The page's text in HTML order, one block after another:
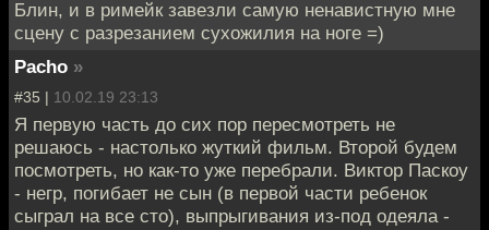
Блин, и в римейк завезли самую ненавистную мне
сцену с разрезанием сухожилия на ноге =)
Pacho »
#35 | 10.02.19 23:13
Я первую часть до сих пор пересмотреть не
решаюсь - настолько жуткий фильм. Второй будем
посмотреть, но как-то уже перебрали. Виктор Паскоу
- негр, погибает не сын (в первой части ребенок
сыграл на все сто), выпрыгивания из-под одеяла -